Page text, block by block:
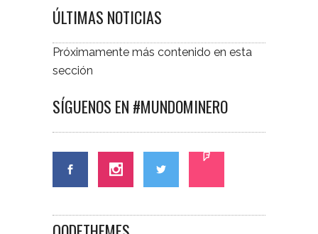
ÚLTIMAS NOTICIAS
Próximamente más contenido en esta
sección
SÍGUENOS EN #MUNDOMINERO